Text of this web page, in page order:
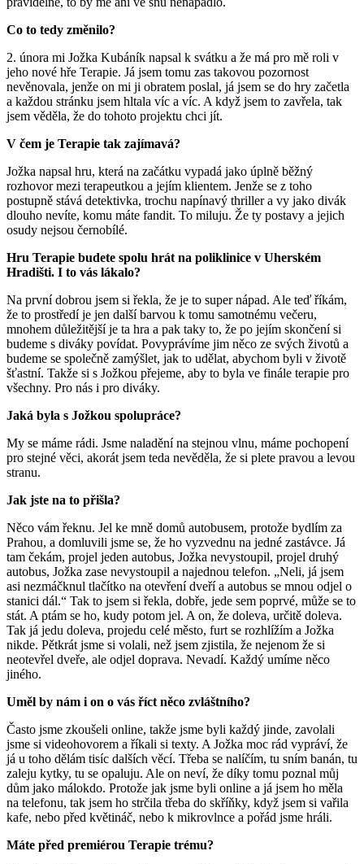
Co to tedy změnilo?
2. února mi Jožka Kubáník napsal k svátku a že má pro mě roli v
jeho nové hře Terapie. Já jsem tomu zas takovou pozornost
nevěnovala, jenže on mi ji obratem poslal, já jsem se do hry začetla
a každou stránku jsem hltala víc a víc. A když jsem to zavřela, tak
jsem věděla, že do tohoto projektu chci jít.
V čem je Terapie tak zajímavá?
Jožka napsal hru, která na začátku vypadá jako úplně běžný
rozhovor mezi terapeutkou a jejím klientem. Jenže se z toho
postupně stává detektivka, trochu napínavý thriller a vy jako divák
dlouho nevíte, komu máte fandit. To miluju. Že ty postavy a jejich
osudy nejsou černobílé.
Hru Terapie budete spolu hrát na poliklinice v Uherském
Hradišti. I to vás lákalo?
Na první dobrou jsem si řekla, že je to super nápad. Ale teď říkám,
že to prostředí je jen další barvou k tomu samotnému večeru,
mnohem důležitější je ta hra a pak taky to, že po jejím skončení si
budeme s diváky povídat. Povyprávíme jim něco ze svých životů a
budeme se společně zamýšlet, jak to udělat, abychom byli v životě
šťastní. Takže si s Jožkou přejeme, aby to byla ve finále terapie pro
všechny. Pro nás i pro diváky.
Jaká byla s Jožkou spolupráce?
My se máme rádi. Jsme naladění na stejnou vlnu, máme pochopení
pro stejné věci, akorát jsem teda nevěděla, že si plete pravou a levou
stranu.
Jak jste na to přišla?
Něco vám řeknu. Jel ke mně domů autobusem, protože bydlím za
Prahou, a domluvili jsme se, že ho vyzvednu na jedné zastávce. Já
tam čekám, projel jeden autobus, Jožka nevystoupil, projel druhý
autobus, Jožka zase nevystoupil a najednou telefon. „Neli, já jsem
asi nezmáčknul tlačítko na otevření dveří a autobus se mnou odjel o
stanici dál.“ Tak to jsem si řekla, dobře, jede sem poprvé, může se to
stát. A ptám se ho, kudy potom jel. A on, že doleva, určitě doleva.
Tak já jedu doleva, projedu celé město, furt se rozhlížím a Jožka
nikde. Pětkrát jsme si volali, než jsem zjistila, že nejenom že si
neotevřel dveře, ale odjel doprava. Nevadí. Každý umíme něco
jiného.
Uměl by nám i on o vás říct něco zvláštního?
Často jsme zkoušeli online, takže jsme byli každý jinde, zavolali
jsme si videohovorem a říkali si texty. A Jožka moc rád vypráví, že
já u toho dělám tisíc dalších věcí. Třeba se nalíčím, tu sním banán, tu
zaleju kytky, tu se opaluju. Ale on neví, že díky tomu poznal můj
dům jako málokdo. Protože jak jsme byli online a já jsem ho měla
na telefonu, tak jsem ho strčila třeba do skříňky, když jsem si vařila
kafe, nebo před květináč, nebo k mikrovlnce a pořád jsme hráli.
Máte před premiérou Terapie trému?